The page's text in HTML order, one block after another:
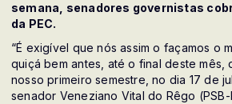
semana, senadores governistas
da PEC.
“É exigível que nós assim o façamos o
quiçá bem antes, até o final deste mês,
nosso primeiro semestre, no dia 17 de
senador Veneziano Vital do Rêgo (PSB-